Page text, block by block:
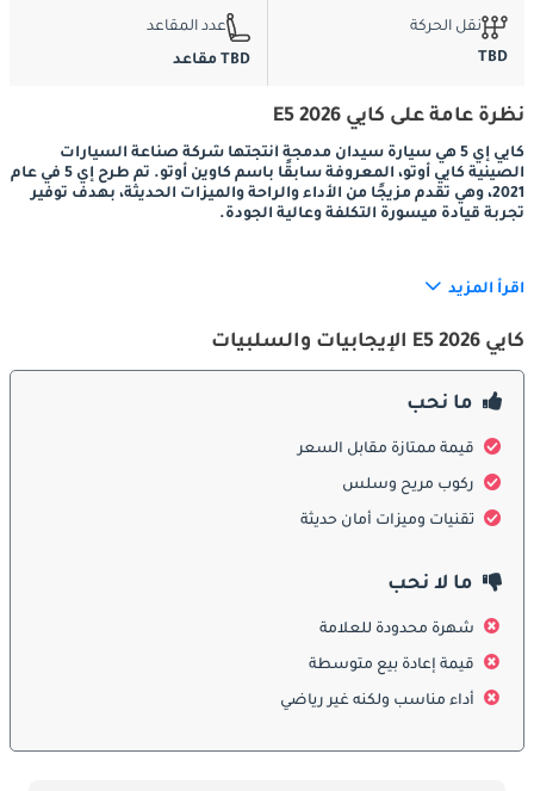
نقل الحركة
TBD
عدد المقاعد
TBD مقاعد
نظرة عامة على كايي E5 2026
كايي إي 5 هي سيارة سيدان مدمجة أنتجتها شركة صناعة السيارات
الصينية كايي أوتو، المعروفة سابقًا باسم كاوين أوتو. تم طرح إي 5 في عام
2021، وهي تقدم مزيجًا من الأداء والراحة والميزات الحديثة، بهدف توفير
تجربة قيادة ميسورة التكلفة وعالية الجودة.
خيارات الأداء والمحرك
من عزم الدوران. يقترن هذا المحرك إما بناقل حركة يدوي بخمس سرعات
متوازنة وسريعة الاستجابة.
تتميز إي 5 بتصميم خارجي أنيق وحديث، يتميز بهيكلها الانسيابي وشبكتها
تعزيز مظهرها الرياضي، بينما توفر فتحة السقف الكهربائية وضعين
للفتح - الإمالة والفتح الكامل - لزيادة التهوية والشعور بالهواء الطلق.
اقرأ المزيد
كايي E5 2026 الإيجابيات والسلبيات
ما نحب
قيمة ممتازة مقابل السعر
ركوب مريح وسلس
تقنيات وميزات أمان حديثة
ما لا نحب
شهرة محدودة للعلامة
قيمة إعادة بيع متوسطة
أداء مناسب ولكنه غير رياضي